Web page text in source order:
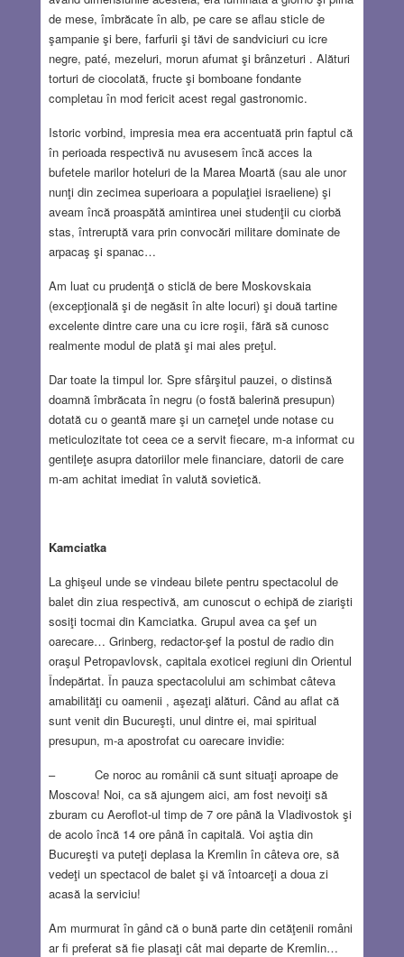
de mese, îmbrăcate în alb, pe care se aflau sticle de
şampanie şi bere, farfurii şi tăvi de sandviciuri cu icre
negre, paté, mezeluri, morun afumat şi brânzeturi . Alături
torturi de ciocolată, fructe şi bomboane fondante
completau în mod fericit acest regal gastronomic.
Istoric vorbind, impresia mea era accentuată prin faptul că
în perioada respectivă nu avusesem încă acces la
bufetele marilor hoteluri de la Marea Moartă (sau ale unor
nunţi din zecimea superioara a populaţiei israeliene) şi
aveam încă proaspătă amintirea unei studenţii cu ciorbă
stas, întreruptă vara prin convocări militare dominate de
arpacaş şi spanac…
Am luat cu prudenţă o sticlă de bere Moskovskaia
(excepţională şi de negăsit în alte locuri) şi două tartine
excelente dintre care una cu icre roşii, fără să cunosc
realmente modul de plată şi mai ales preţul.
Dar toate la timpul lor. Spre sfârşitul pauzei, o distinsă
doamnă îmbrăcata în negru (o fostă balerină presupun)
dotată cu o geantă mare şi un carneţel unde notase cu
meticulozitate tot ceea ce a servit fiecare, m-a informat cu
gentileţe asupra datoriilor mele financiare, datorii de care
m-am achitat imediat în valută sovietică.
Kamciatka
La ghişeul unde se vindeau bilete pentru spectacolul de
balet din ziua respectivă, am cunoscut o echipă de ziarişti
sosiţi tocmai din Kamciatka. Grupul avea ca şef un
oarecare… Grinberg, redactor-şef la postul de radio din
oraşul Petropavlovsk, capitala exoticei regiuni din Orientul
Îndepărtat. În pauza spectacolului am schimbat câteva
amabilităţi cu oamenii , aşezaţi alături. Când au aflat că
sunt venit din Bucureşti, unul dintre ei, mai spiritual
presupun, m-a apostrofat cu oarecare invidie:
– Ce noroc au românii că sunt situaţi aproape de
Moscova! Noi, ca să ajungem aici, am fost nevoiţi să
zburam cu Aeroflot-ul timp de 7 ore până la Vladivostok şi
de acolo încă 14 ore până în capitală. Voi aştia din
Bucureşti va puteţi deplasa la Kremlin în câteva ore, să
vedeţi un spectacol de balet şi vă întoarceţi a doua zi
acasă la serviciu!
Am murmurat în gând că o bună parte din cetăţenii români
ar fi preferat să fie plasaţi cât mai departe de Kremlin…